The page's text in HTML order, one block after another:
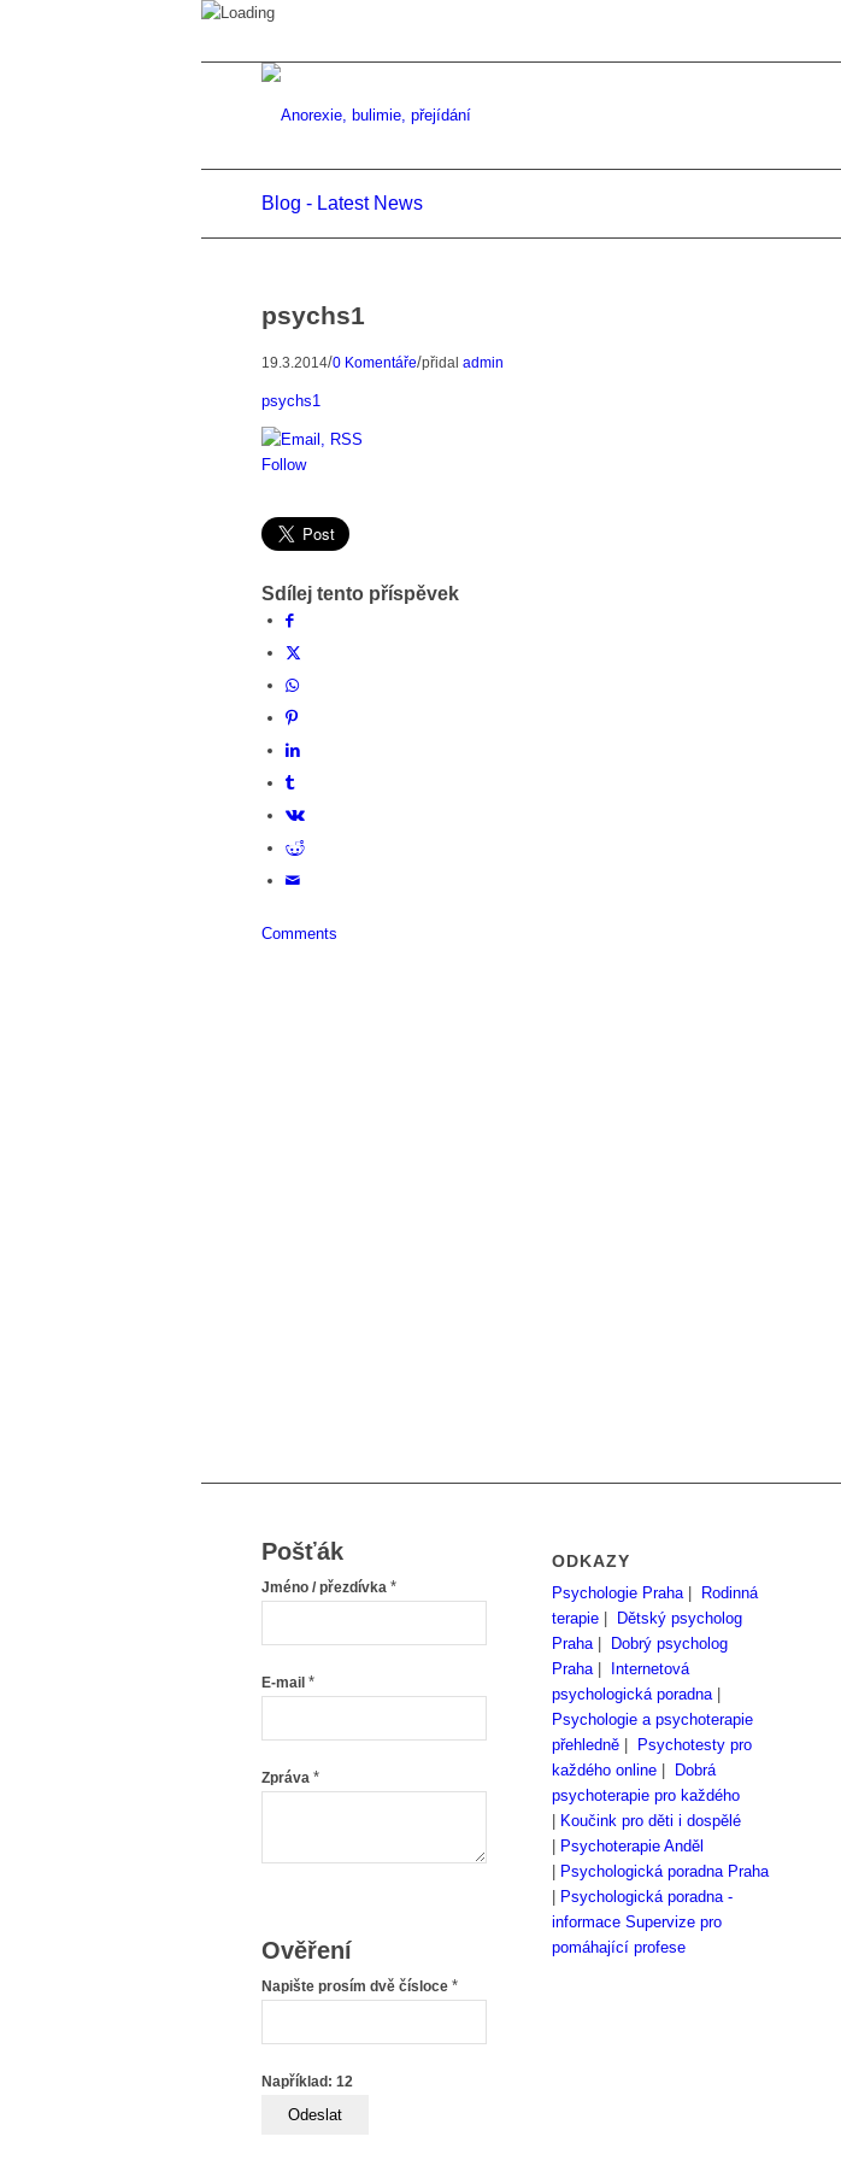
Blog - Latest News
psychs1
19.3.2014/0 Komentáře/přidal admin
psychs1
Follow
Sdílej tento příspěvek
Comments
Pošťák
Jméno / přezdívka *
E-mail *
Zpráva *
Ověření
Napište prosím dvě čísloce *
Například: 12
ODKAZY
Psychologie Praha|
Rodinná
terapie
Dětský psycholog
Praha|
Dobrý psycholog
Praha|
Internetová
psychologická poradna|
Psychologie a psychoterapie
přehledně
Psychotesty pro
každého online
Dobrá
psychoterapie pro každého
Koučink pro děti i dospělé
Psychoterapie Anděl
Psychologická poradna Praha
Psychologická poradna -
informace Supervize pro
pomáhající profese